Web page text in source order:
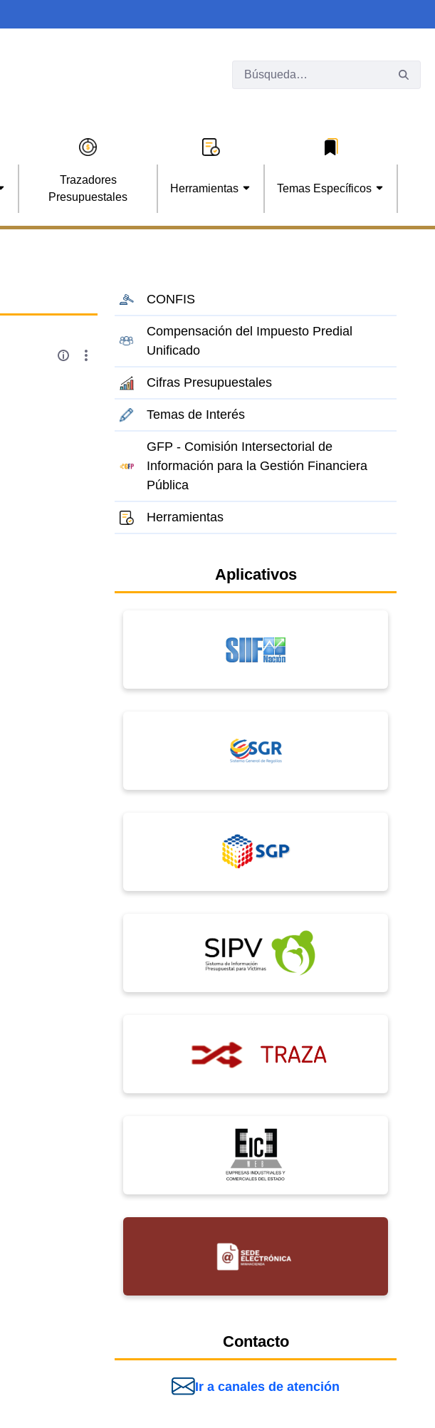
Trazadores
Presupuestales
Herramientas Temas Específicos
CONFIS
Compensación del Impuesto Predial
Unificado
Cifras Presupuestales
Temas de Interés
GFP - Comisión Intersectorial de
Información para la Gestión Financiera
Pública
Herramientas
Aplicativos
Contacto
Ir a canales de atención